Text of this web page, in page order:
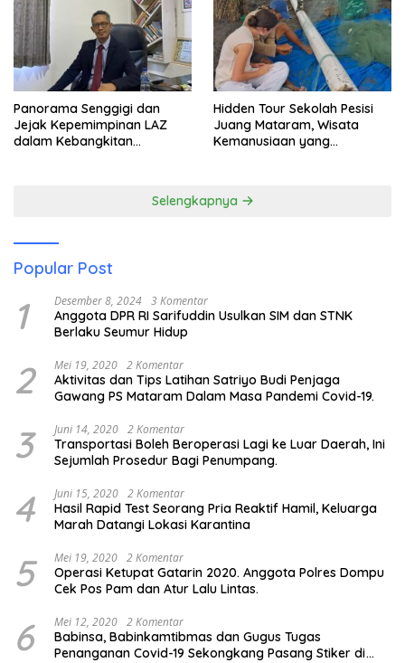
Panorama Senggigi dan
Jejak Kepemimpinan LAZ
dalam Kebangkitan
Hidden Tour Sekolah Pesisi
Juang Mataram, Wisata
Kemanusiaan yang
Selengkapnya
Popular Post
1 Desember 8, 2024 3 Komentar
Anggota DPR RI Sarifuddin Usulkan SIM dan STNK
Berlaku Seumur Hidup
2 Mei 19, 2020 2 Komentar
Aktivitas dan Tips Latihan Satriyo Budi Penjaga
Gawang PS Mataram Dalam Masa Pandemi Covid-19.
3 Juni 14, 2020 2 Komentar
Transportasi Boleh Beroperasi Lagi ke Luar Daerah, Ini
Sejumlah Prosedur Bagi Penumpang.
4 Juni 15, 2020 2 Komentar
Hasil Rapid Test Seorang Pria Reaktif Hamil, Keluarga
Marah Datangi Lokasi Karantina
5 Mei 19, 2020 2 Komentar
Operasi Ketupat Gatarin 2020. Anggota Polres Dompu
Cek Pos Pam dan Atur Lalu Lintas.
6 Mei 12, 2020 2 Komentar
Babinsa, Babinkamtibmas dan Gugus Tugas
Penanganan Covid-19 Sekongkang Pasang Stiker di